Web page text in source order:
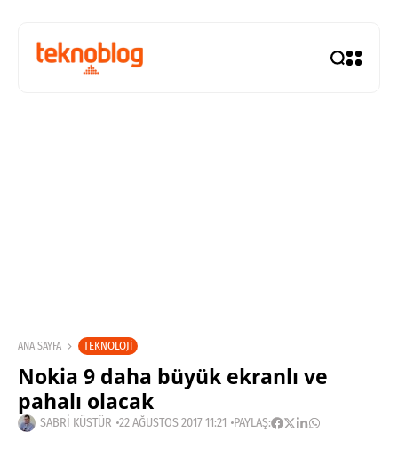
ANA SAYFA TEKNOLOJI
Nokia 9 daha büyük ekranlı ve
pahalı olacak
SABRI KÜSTÜR 22 AĞUSTOS 2017 11:21 PAYLAŞ: